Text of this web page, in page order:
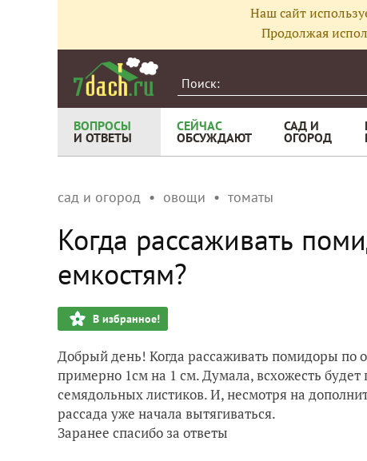
Наш сайт
Продолжая
ВОПРОСЫ
И ОТВЕТЫ
СЕЙЧАС
ОБСУЖДАЮТ
САД И
ОГОРОД
сад и огород овощи томаты
Когда рассаживать
емкостям?
В избранное!
Добрый день! Когда рассаживать помидоры по
примерно 1см на 1 см. Думала, всхожесть
семядольных листиков. И, несмотря на
рассада уже начала вытягиваться.
Заранее спасибо за ответы